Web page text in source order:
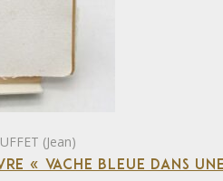
(Jean)
« VACHE BLEUE DANS